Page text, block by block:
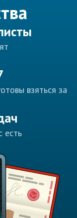
взяться за
есть